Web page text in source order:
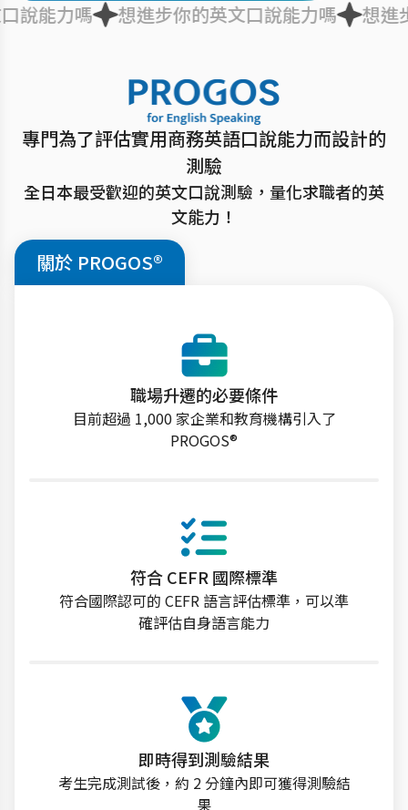
嗎 想進步你的英文口說能力嗎 想進步你的
專門為了評估實用商務英語口說能力而設計的
測驗
全日本最受歡迎的英文口說測驗，量化求職者的英
文能力！
關於 PROGOS®
職場升遷的必要條件
目前超過 1,000 家企業和教育機構引入了
PROGOS®
符合 CEFR 國際標準
符合國際認可的 CEFR 語言評估標準，可以準
確評估自身語言能力
即時得到測驗結果
考生完成測試後，約 2 分鐘內即可獲得測驗結
果